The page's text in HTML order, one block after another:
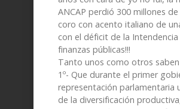
ANCAP perdió 300 millones
coro con acento italiano de
con el déficit de la
finanzas públicas!!!
Tanto unos como otros
1º- Que durante el primer
representación parlamentaria
de la diversificación